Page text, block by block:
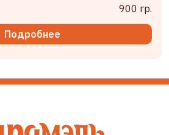
900 гр.
Подробнее